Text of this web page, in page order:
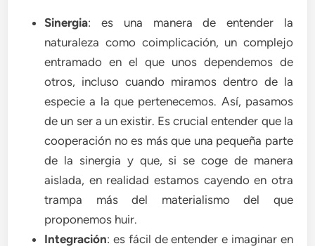
Sinergia: es una manera de entender la
naturaleza como coimplicación, un complejo
entramado en el que unos dependemos de
otros, incluso cuando miramos dentro de la
especie a la que pertenecemos. Así, pasamos
de un ser a un existir. Es crucial entender que la
cooperación no es más que una pequeña parte
de la sinergia y que, si se coge de manera
aislada, en realidad estamos cayendo en otra
trampa más del materialismo del que
proponemos huir.
Integración: es fácil de entender e imaginar en